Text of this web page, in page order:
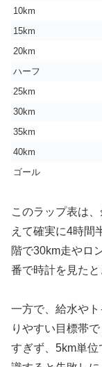
10km
15km
20km
ハーフ
25km
30km
35km
40km
ゴール
このラップ表は
えて確実に4時間
階で30km走やロ
番で時計を見たと
一方で、給水や
りやすい目標帯
すぎず、5km単